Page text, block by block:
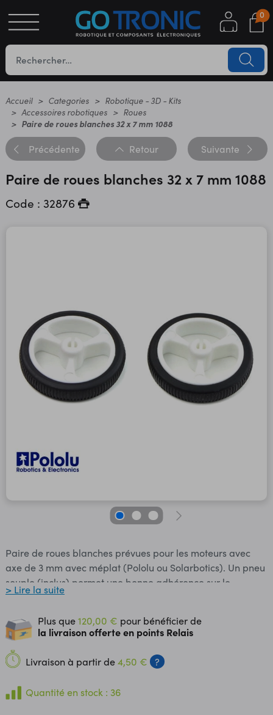
0
Accueil Categories
Robotique - 3D - Kits
Accessoires robotiques
Roues
Paire de roues blanches 32 x 7 mm 1088
Précédente Retour Suivante
Paire de roues blanches 32 x 7 mm 1088
Code : 32876
Paire de roues blanches prévues pour les moteurs avec
axe de 3 mm avec méplat (Pololu ou Solarbotics). Un pneu
souple (inclus) permet une bonne adhérence sur le
support. Diamètre: 32 mm Largeur 7 mm
> Lire la suite
Plus que120,00 € pour bénéficier de
la livraison offerte en points Relais
Livraison à partir de4,50 € ?
Quantité en stock : 36